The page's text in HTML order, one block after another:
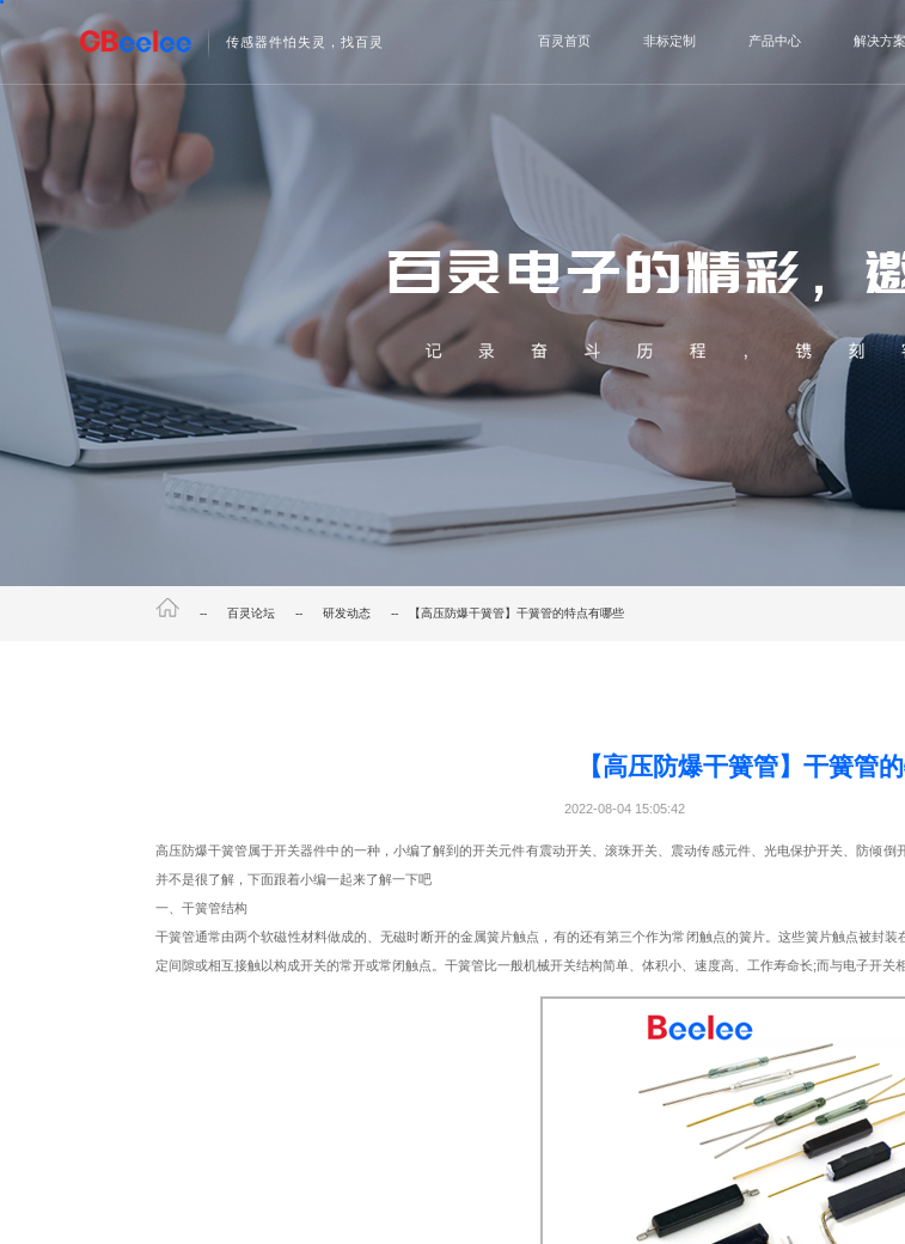
传感器件怕失灵，找百灵 百灵首页 非标定制 产品中心 解决方案
-- 百灵论坛 -- 研发动态 -- 【高压防爆干簧管】干簧管的特点有哪些
【高压防爆干簧管】干簧管
2022-08-04 15:05:42
高压防爆干簧管属于开关器件中的一种，小编了解到的开关元件有震动开关、滚珠开关、震动传感元件、光电保护开关、防倾
并不是很了解，下面跟着小编一起来了解一下吧
一、干簧管结构
干簧管通常由两个软磁性材料做成的、无磁时断开的金属簧片触点，有的还有第三个作为常闭触点的簧片。这些簧片触点被封装
定间隙或相互接触以构成开关的常开或常闭触点。干簧管比一般机械开关结构简单、体积小、速度高、工作寿命长;而与电子开关